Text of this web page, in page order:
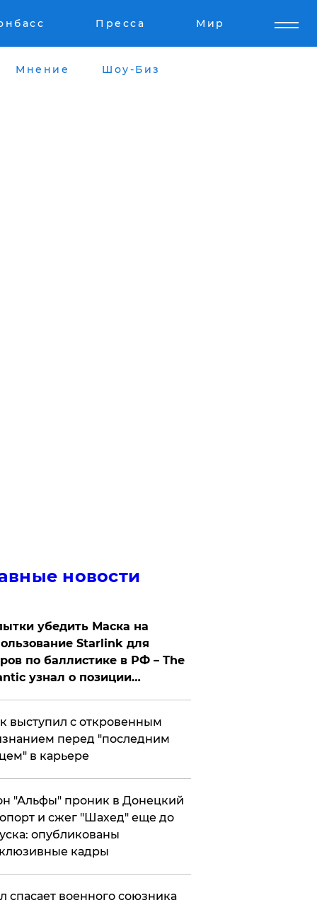
Пресса Мир
Мнение Шоу-Биз
новости
убедить Маска на
Starlink для
по баллистике в РФ – The
узнал о позиции
выступил с откровенным
перед "последним
в карьере
"Альфы" проник в Донецкий
и сжег "Шахед" еще до
опубликованы
кадры
спасает военного союзника